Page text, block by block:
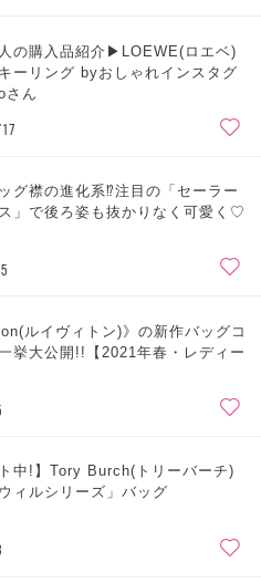
の購入品紹介▶LOEWE(ロエベ)
ーリング byおしゃれインスタグ
さん
グ襟の進化系⁉注目の「セーラー
」で後ろ姿も抜かりなく可愛く♡
ルイヴィトン)》の新作バッグコ
挙大公開!!【2021年春・レディー
ト中!】Tory Burch(トリーバーチ)
ィルシリーズ」バッグ